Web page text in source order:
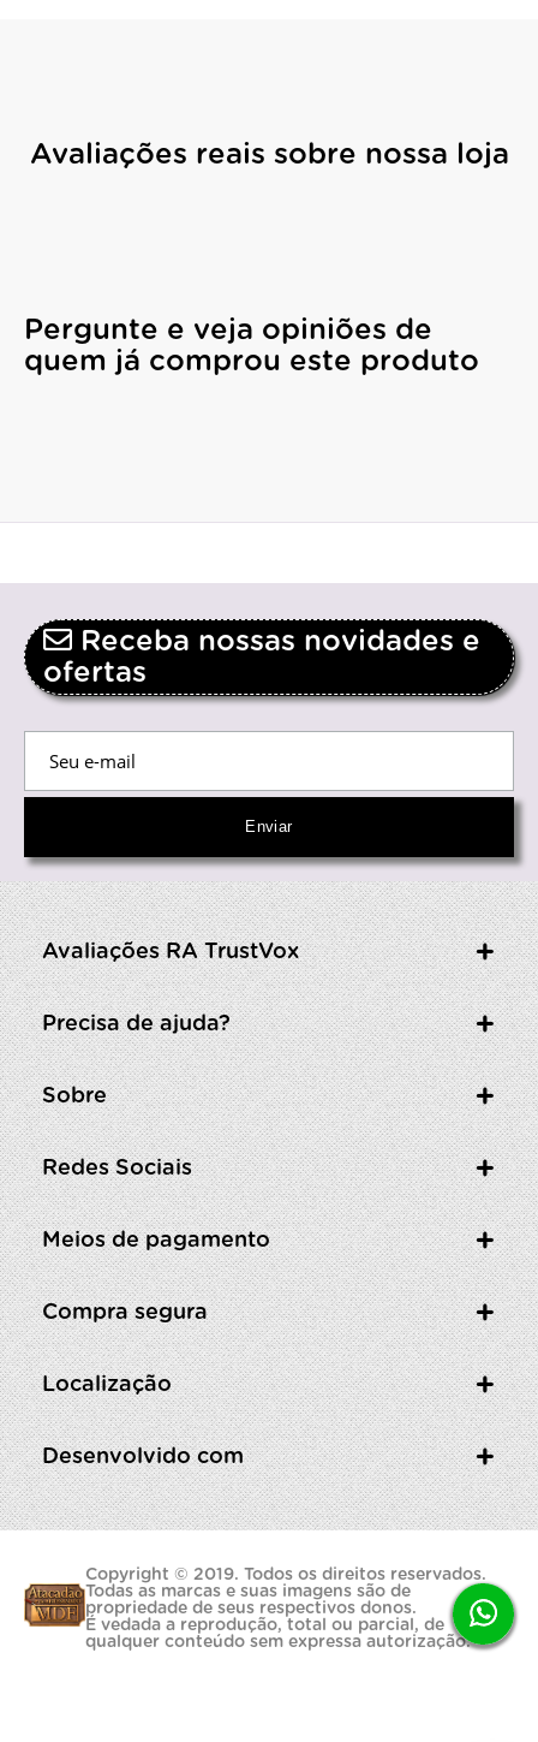
Avaliações reais sobre nossa loja
Pergunte e veja opiniões de
quem já comprou este produto
Receba nossas novidades e
ofertas
Avaliações RA TrustVox
Precisa de ajuda?
Sobre
Redes Sociais
Meios de pagamento
Compra segura
Localização
Desenvolvido com
Copyright © 2019. Todos os direitos reservados.
Todas as marcas e suas imagens são de
propriedade de seus respectivos donos.
É vedada a reprodução, total ou parcial, de
qualquer conteúdo sem expressa autorização.